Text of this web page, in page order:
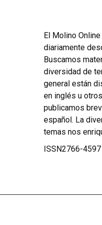
El Molino
diariamente
Buscamos
diversidad de
general están
en inglés u
publicamos
español. La
temas nos
ISSN2766-4597